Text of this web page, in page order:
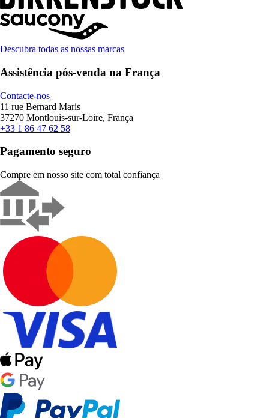
Descubra todas as nossas marcas
Assistência pós-venda na França
Contacte-nos
11 rue Bernard Maris
37270 Montlouis-sur-Loire, França
+33 1 86 47 62 58
Pagamento seguro
Compre em nosso site com total confiança